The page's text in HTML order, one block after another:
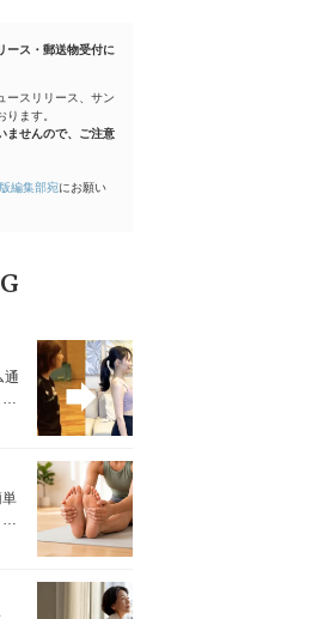
ース・郵送物受付に
ースリリース、サン
ます。
ませんので、ご注意
編集部宛にお願い
通